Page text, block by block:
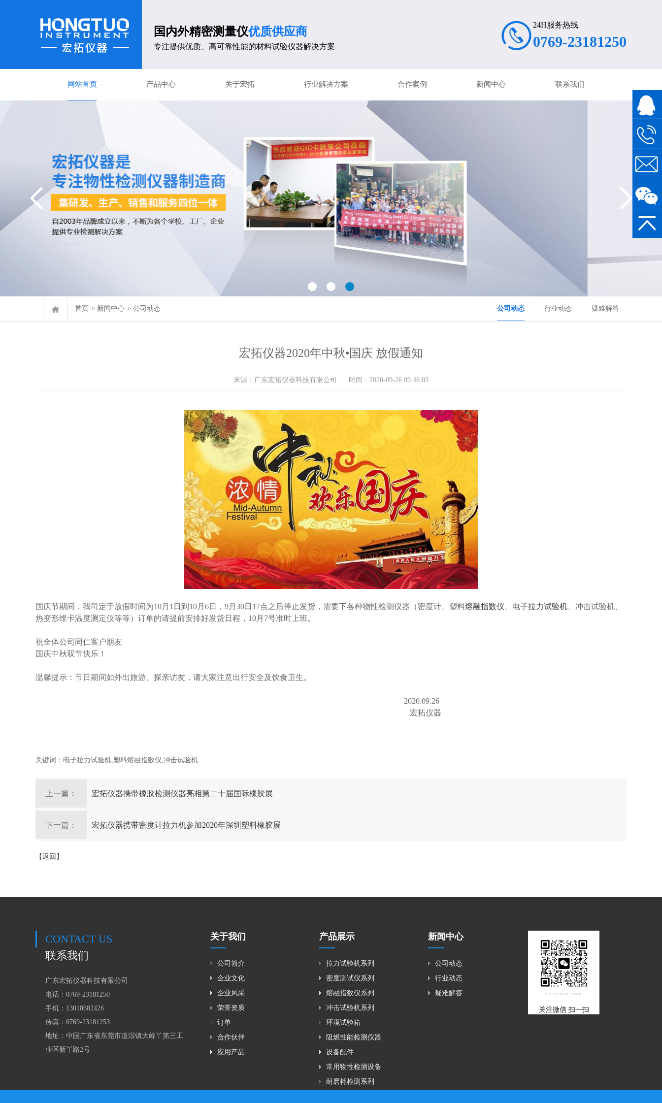
国内外精密测量仪优质供应商
专注提供优质、高可靠性能的材料试验仪器解决方案
24H服务热线
0769-23181250
网站首页 产品中心 关于宏拓 行业解决方案 合作案例 新闻中心 联系我们
首页 > 新闻中心 > 公司动态 公司动态 行业动态 疑难解答
宏拓仪器2020年中秋•国庆 放假通知
来源：广东宏拓仪器科技有限公司 时间：2020-09-26 09:46:03
国庆节期间，我司定于放假时间为10月1日到10月6日，9月30日17点之后停止发货，需要下各种物性检测仪器（密度计、塑料熔融指数仪 、电子拉力试验机 、冲击试验机、
热变形维卡温度测定仪等等）订单的请提前安排好发货日程，10月7号准时上班。
祝全体公司同仁客户朋友
国庆中秋双节快乐！
温馨提示：节日期间如外出旅游、探亲访友，请大家注意出行安全及饮食卫生。
2020.09.26
宏拓仪器
关键词：电子拉力试验机,塑料熔融指数仪,冲击试验机
上一篇： 宏拓仪器携带橡胶检测仪器亮相第二十届国际橡胶展
下一篇： 宏拓仪器携带密度计拉力机参加2020年深圳塑料橡胶展
【返回】
CONTACT US
联系我们
广东宏拓仪器科技有限公司
电话：0769-23181250
手机： 13018682426
传真：0769-23181253
地址：中国广东省东莞市道滘镇大岭丫第三工
业区新丫路2号
关于我们
公司简介
企业文化
企业风采
荣誉资质
订单
合作伙伴
应用产品
产品展示
拉力试验机系列
密度测试仪系列
熔融指数仪系列
冲击试验机系列
环境试验箱
阻燃性能检测仪器
设备配件
常用物性检测设备
耐磨耗检测系列
新闻中心
公司动态
行业动态
疑难解答
关注微信 扫一扫